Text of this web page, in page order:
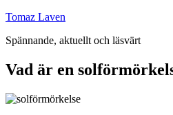
Hoppa
innehåll
Tomaz Laven
Spännande, aktuellt och läsvärt
Vad är en